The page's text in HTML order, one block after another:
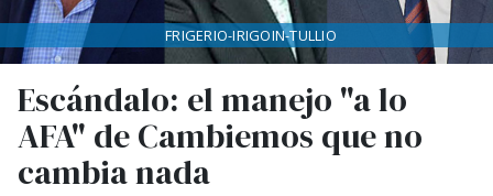
Escándalo: el manejo "a lo
AFA" de Cambiemos que no
cambia nada
FRIGERIO-IRIGOIN-TULLIO